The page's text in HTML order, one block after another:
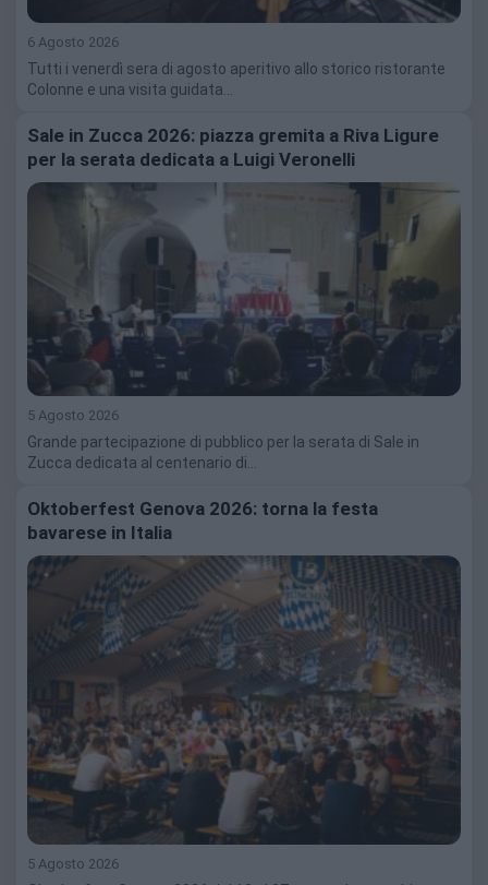
6 Agosto 2026
Tutti i venerdì sera di agosto aperitivo allo storico ristorante
Colonne e una visita guidata…
Sale in Zucca 2026: piazza gremita a Riva Ligure
per la serata dedicata a Luigi Veronelli
5 Agosto 2026
Grande partecipazione di pubblico per la serata di Sale in
Zucca dedicata al centenario di…
Oktoberfest Genova 2026: torna la festa
bavarese in Italia
5 Agosto 2026